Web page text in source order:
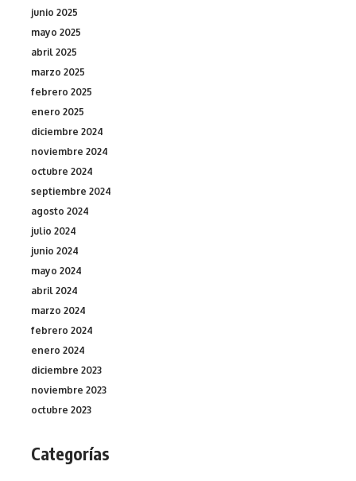
junio 2025
mayo 2025
abril 2025
marzo 2025
febrero 2025
enero 2025
diciembre 2024
noviembre 2024
octubre 2024
septiembre 2024
agosto 2024
julio 2024
junio 2024
mayo 2024
abril 2024
marzo 2024
febrero 2024
enero 2024
diciembre 2023
noviembre 2023
octubre 2023
Categorías